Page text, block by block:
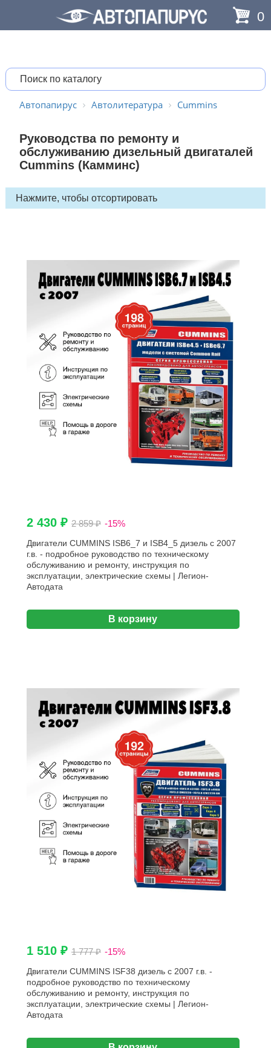
0
Автопапирус Автолитература Cummins
Руководства по ремонту и
обслуживанию дизельный двигаталей
Cummins (Камминс)
2 430 ₽ 2 859 ₽ -15%
Двигатели CUMMINS ISB6_7 и ISB4_5 дизель с 2007
г.в. - подробное руководство по техническому
обслуживанию и ремонту, инструкция по
эксплуатации, электрические схемы | Легион-
Aвтодата
В корзину
1 510 ₽ 1 777 ₽ -15%
Двигатели CUMMINS ISF38 дизель с 2007 г.в. -
подробное руководство по техническому
обслуживанию и ремонту, инструкция по
эксплуатации, электрические схемы | Легион-
Aвтодата